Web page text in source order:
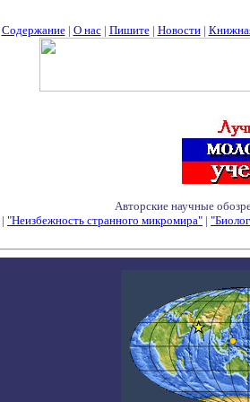
Содержание| О нас| Пишите| Новости|
Авторские научные
| "Неизбежность странного микромира" |